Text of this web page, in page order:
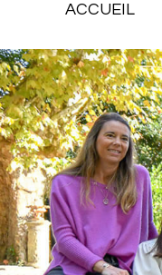
ACCUEIL